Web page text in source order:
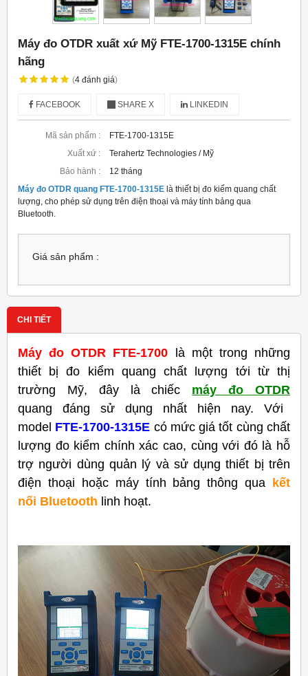
Máy đo OTDR xuất xứ Mỹ FTE-1700-1315E chính
hãng
(4 đánh giá)
FACEBOOK SHARE X LINKEDIN
Mã sản phẩm :
FTE-1700-1315E
Xuất xứ :
Terahertz Technologies / Mỹ
Bảo hành :
12 tháng
Máy đo OTDR quang FTE-1700-1315E là thiết bị đo kiểm quang chất
lượng, cho phép sử dụng trên điện thoại và máy tính bảng qua
Bluetooth.
Giá sản phẩm :
CHI TIẾT
Máy đo OTDR FTE-1700 là một trong những
thiết bị đo kiểm quang chất lượng tới từ thị
trường Mỹ, đây là chiếc máy đo OTDR
quang đáng sử dụng nhất hiện nay. Với
model FTE-1700-1315E có mức giá tốt cùng chất
lượng đo kiểm chính xác cao, cùng với đó là hỗ
trợ người dùng quản lý và sử dụng thiết bị trên
điện thoại hoặc máy tính bảng thông qua kết
nối Bluetooth linh hoạt.